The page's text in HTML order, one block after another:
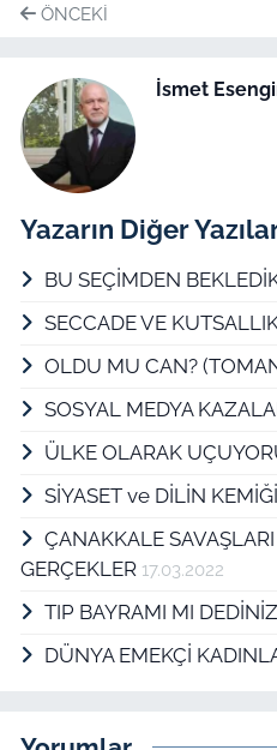
ÖNCEKI
İsmet
Yazarın Diğer
BU SEÇİMDEN
SECCADE VE
OLDU MU CAN?
SOSYAL MEDYA
ÜLKE OLARAK
SİYASET ve DİLİN KEMİĞİ
ÇANAKKALE
GERÇEKLER 17.03.2022
TIP BAYRAMI MI
DÜNYA EMEKÇİ